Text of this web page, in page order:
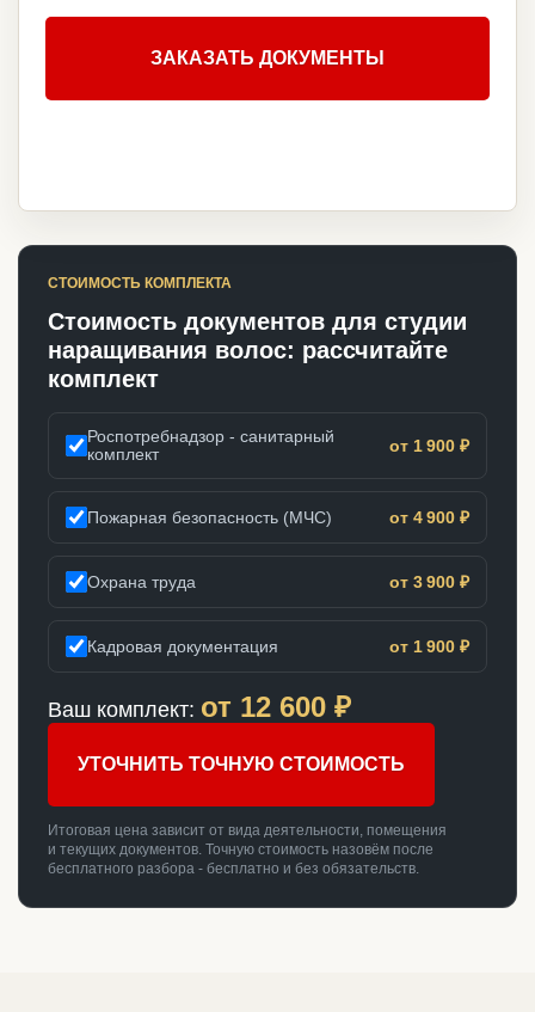
ЗАКАЗАТЬ ДОКУМЕНТЫ
СТОИМОСТЬ КОМПЛЕКТА
Стоимость документов для студии
наращивания волос: рассчитайте
комплект
Роспотребнадзор - санитарный
комплект
от 1 900 ₽
Пожарная безопасность (МЧС) от 4 900 ₽
Охрана труда от 3 900 ₽
Кадровая документация от 1 900 ₽
Ваш комплект: от 12 600 ₽
УТОЧНИТЬ ТОЧНУЮ СТОИМОСТЬ
Итоговая цена зависит от вида деятельности, помещения
и текущих документов. Точную стоимость назовём после
бесплатного разбора - бесплатно и без обязательств.